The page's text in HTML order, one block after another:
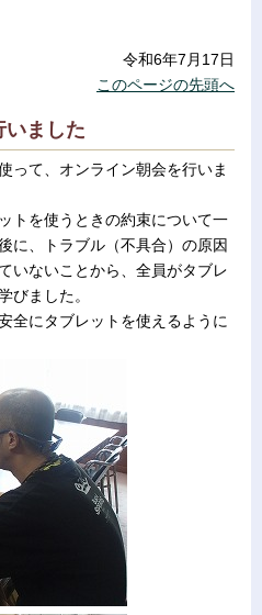
令和6年7月17日
このページの先頭へ
いました
って、オンライン朝会を行いま
トを使うときの約束について一
に、トラブル（不具合）の原因
いないことから、全員がタブレ
びました。
全にタブレットを使えるように